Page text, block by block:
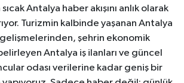
Antalya haber akışını anlık olarak
Turizmin kalbinde yaşanan Antalya
şehrin ekonomik
Antalya iş ilanları ve güncel
odası verilerine kadar geniş bir